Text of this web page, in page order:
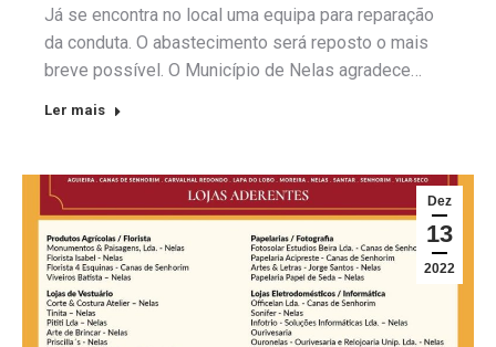
Já se encontra no local uma equipa para reparação
da conduta. O abastecimento será reposto o mais
breve possível. O Município de Nelas agradece…
Ler mais
Dez
13
2022